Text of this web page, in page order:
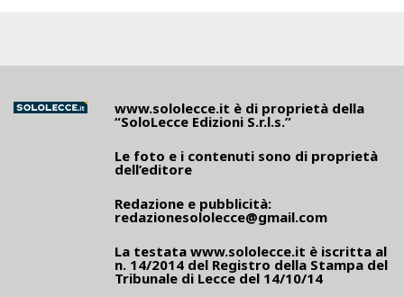
www.sololecce.it è di proprietà della
“SoloLecce Edizioni S.r.l.s.”
Le foto e i contenuti sono di proprietà
dell’editore
Redazione e pubblicità:
redazionesololecce@gmail.com
La testata www.sololecce.it è iscritta al
n. 14/2014 del Registro della Stampa del
Tribunale di Lecce del 14/10/14